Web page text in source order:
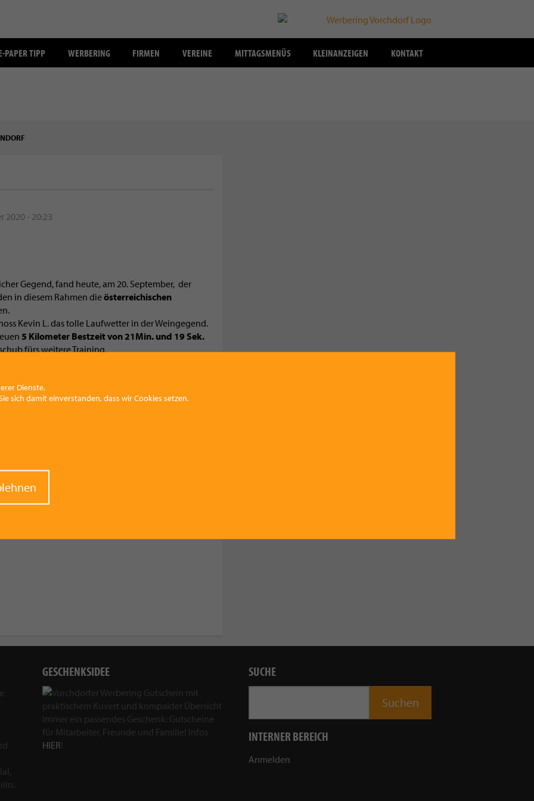
PAPER TIPP WERBERING FIRMEN VEREINE MITTAGSMENÜS KLEINANZEIGEN KONTAKT
2020 - 20:23
Gegend, fand heute, am 20. September, der
in diesem Rahmen dieösterreichischen
Kevin L. das tolle Laufwetter in der Weingegend.
5 Kilometer Bestzeit von 21Min. und 19 Sek.
fürs weitere Training.
GESCHENKSIDEE
Immer ein passendes Geschenk: Gutscheine
für Mitarbeiter, Freunde und Familie! Infos
HIER!
SUCHE
INTERNER BEREICH
Anmelden
Dienste.
sich damit einverstanden, dass wir Cookies setzen.